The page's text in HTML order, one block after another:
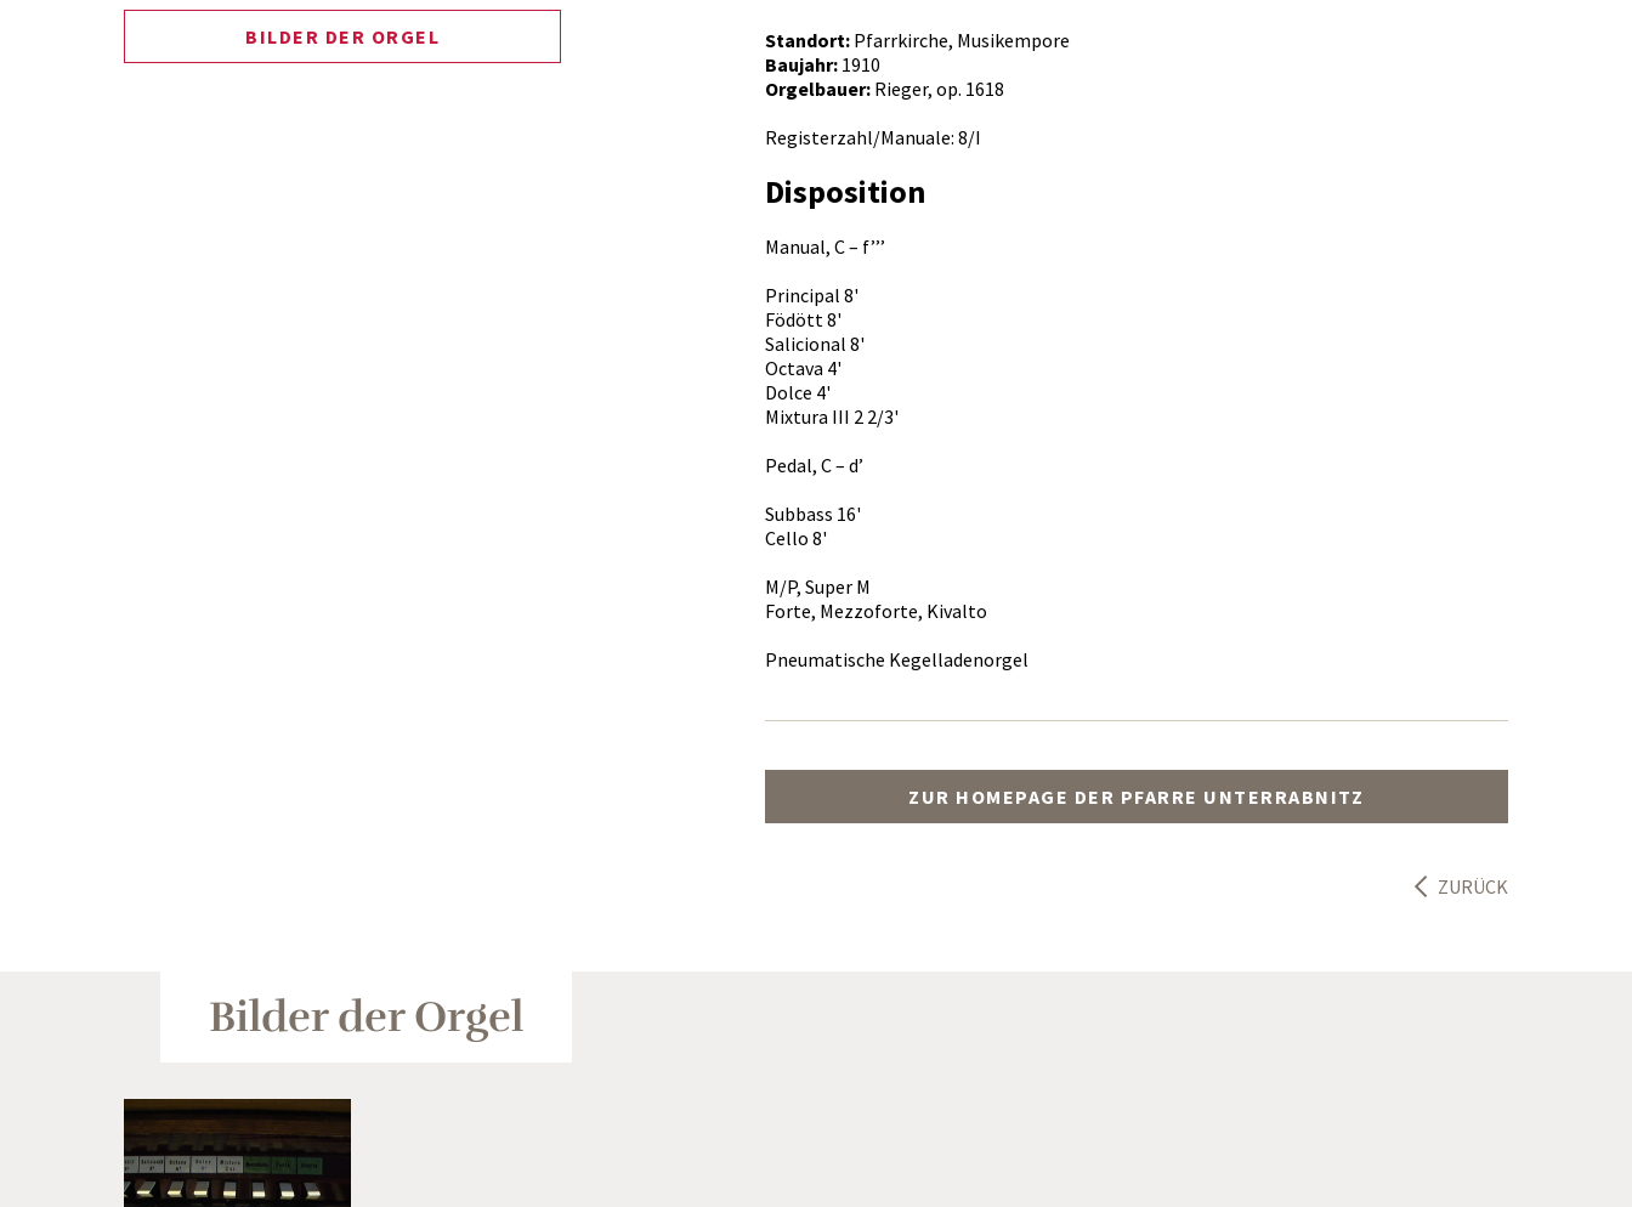
BILDER DER ORGEL Standort:Pfarrkirche, Musikempore
Baujahr:1910
Orgelbauer: Rieger, op. 1618
Registerzahl/Manuale: 8/I
Disposition
Manual, C – f’’’
Principal 8'
Födött 8'
Salicional 8'
Octava 4'
Dolce 4'
Mixtura III 2 2/3'
Pedal, C – d’
Subbass 16'
Cello 8'
M/P, Super M
Forte, Mezzoforte, Kivalto
Pneumatische Kegelladenorgel
ZUR HOMEPAGE DER PFARRE UNTERRABNITZ
ZURÜCK
Bilder der Orgel